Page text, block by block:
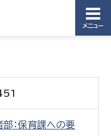
メニュー
：保育課への要